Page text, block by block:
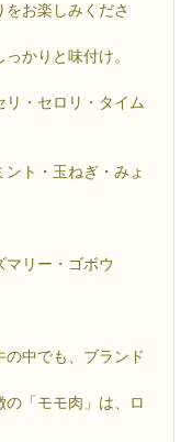
お楽しみくださ
かりと味付け。
リ・セロリ・タイム
ト・玉ねぎ・みょ
リー・ゴボウ
の中でも、ブランド
「モモ肉」は、ロ